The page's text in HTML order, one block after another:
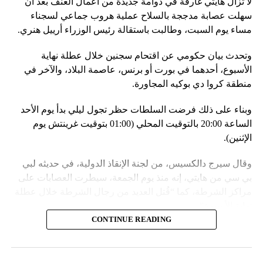
في السياق، أشار رئيس أركان القوات المسلّحة البيلاروسية
الجنرال فيكتور غوليفيتش إلى أنّه «في إطار هذا الحدث، تمّت
احتياطي»، لافتاً إلى أنّه «فور إنجاز عملية الانتشار هذه،
سنستعرض المسائل المتعلّقة بالاستعدادات لاستخدام الأسلحة
النووية غير الاستراتيجية».
وفي أوكرانيا، فكّكت أجهزة الأمن شبكة من العملاء التابعين
لجهاز الأمن الفدرالي الروسي «كانوا يعدّون لاغتيال الرئيس
الأوكراني» فولوديمير زيلينسكي ومسؤولين كبار آخرين، مثل
أوامر من موسكو. وأوقفت الأجهزة الأوكرانية ضابطَي أمن،
مشيرةً إلى أن المشتبه فيهما اللذَين أوقفا «شخصان برتبة
الحكوميين.
الفدرالي الروسي ويُشتبه في أن المسؤولَين «نقلا معلومات
سهلت عصابة مدججة بالسلاح عملية هروب جماعي لسجناء
مساء يوم السبت، وطالبت باستقالة رئيس الوزراء أرييل هنري.
وتحدث بيان حكومي عن اقتحام سجنين خلال عطلة نهاية
الأسبوع، أحدهما في بورت أو برنس، عاصمة البلاد، والآخر في
منطقة كروا دي بوكيه المجاورة.
وبناء على ذلك فرضت السلطات حظر تجول ليلي بدأ يوم الأحد
الساعة 20:00 بالتوقيت المحلي (01:00 بتوقيت غرينتش يوم
الإثنين).
وقال سيرج دالكسيس، من لجنة الإنقاذ الدولية، في حديثه لبي
بي سي من هايتي، إنه منذ يوم الجمعة، سيطرت العصابات على
وأدى ذلك إلى تشتيت انتباه السلطات وتسهيل تنفيذ هجوم منسق
ومخطط له على السجون.
CONTINUE READING